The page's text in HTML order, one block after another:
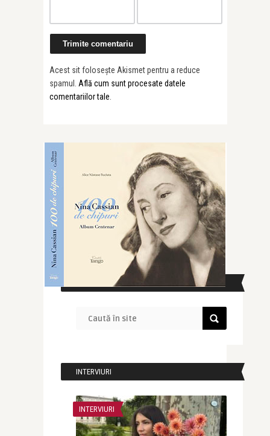
Acest sit folosește Akismet pentru a reduce
spamul. Află cum sunt procesate datele
comentariilor tale
CAUTĂ ÎN SITE
INTERVIURI
INTERVIURI